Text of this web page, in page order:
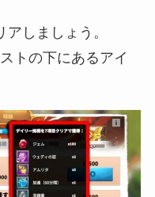
しましょう。
トの下にあるアイ